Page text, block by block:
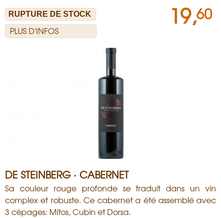
PLUS D'INFOS
19,60
DE STEINBERG · CABERNET
Sa couleur rouge profonde se traduit dans un vin
complex et robuste. Ce cabernet a été assemblé avec
3 cépages: Mitos, Cubin et Dorsa.